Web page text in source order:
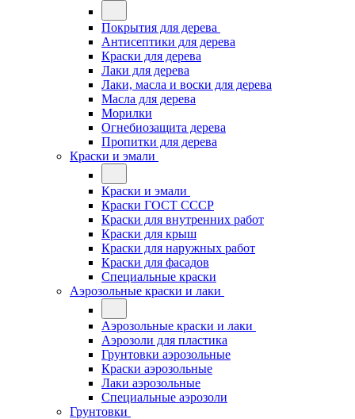
Покрытия для дерева
Антисептики для дерева
Краски для дерева
Лаки для дерева
Лаки, масла и воски для дерева
Масла для дерева
Морилки
Огнебиозащита дерева
Пропитки для дерева
Краски и эмали
Краски и эмали
Краски ГОСТ СССР
Краски для внутренних работ
Краски для крыш
Краски для наружных работ
Краски для фасадов
Специальные краски
Аэрозольные краски и лаки
Аэрозольные краски и лаки
Аэрозоли для пластика
Грунтовки аэрозольные
Краски аэрозольные
Лаки аэрозольные
Специальные аэрозоли
Грунтовки